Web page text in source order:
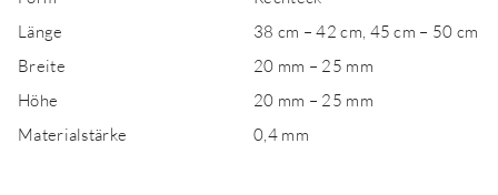
Länge
38 cm – 42 cm, 45 cm – 50 cm
Breite
20 mm – 25 mm
Höhe
20 mm – 25 mm
Materialstärke
0,4 mm